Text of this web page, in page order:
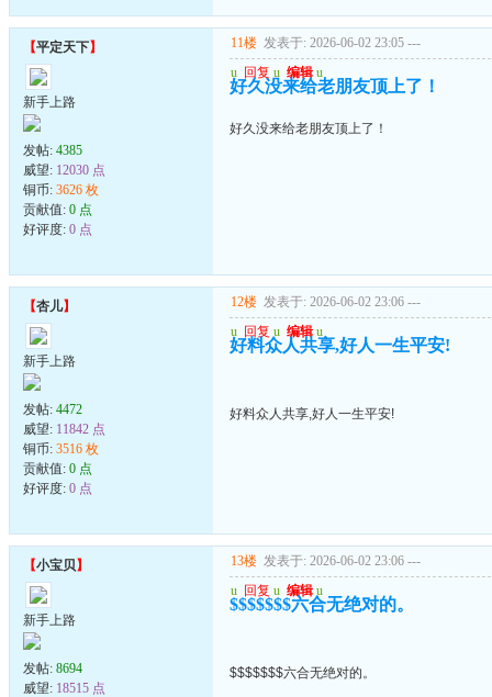
【平定天下】
新手上路
发帖: 4385
威望: 12030 点
铜币: 3626 枚
贡献值: 0 点
好评度: 0 点
11楼 发表于: 2026-06-02 23:05 ---
u 回复 u 编辑 u
好久没来给老朋友顶上了！
好久没来给老朋友顶上了！
【杏儿】
新手上路
发帖: 4472
威望: 11842 点
铜币: 3516 枚
贡献值: 0 点
好评度: 0 点
12楼 发表于: 2026-06-02 23:06 ---
u 回复 u 编辑 u
好料众人共享,好人一生平安!
好料众人共享,好人一生平安!
【小宝贝】
新手上路
发帖: 8694
威望: 18515 点
13楼 发表于: 2026-06-02 23:06 ---
u 回复 u 编辑 u
$$$$$$$六合无绝对的。
$$$$$$$六合无绝对的。